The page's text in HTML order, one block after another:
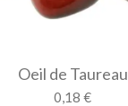
Oeil de Taureau
0,18 €